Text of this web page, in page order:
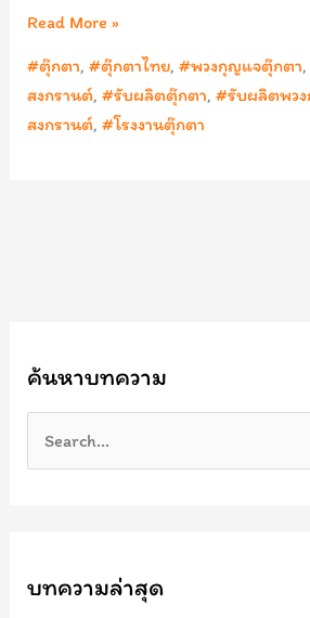
Read More »
#ตุ๊กตา,#ตุ๊กตาไทย,#พวงกุญแจตุ๊กตา
สงกรานต์,#รับผลิตตุ๊กตา,#รับผลิตพว
สงกรานต์,#โรงงานตุ๊กตา
ค้นหาบทความ
c
บทความล่าสุด